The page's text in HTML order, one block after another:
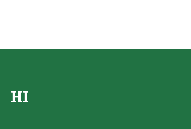
HI